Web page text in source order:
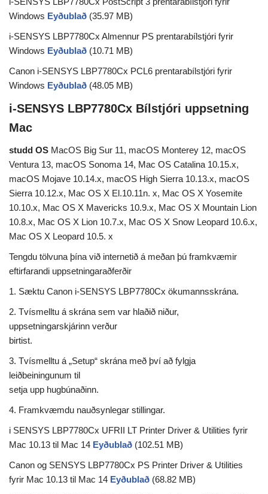
Windows Eyðublað (35.97 MB)
i-SENSYS LBP7780Cx Almennur PS prentarabílstjóri fyrir
Windows Eyðublað (10.71 MB)
Canon i-SENSYS LBP7780Cx PCL6 prentarabílstjóri fyrir
Windows Eyðublað (48.05 MB)
i-SENSYS LBP7780Cx Bílstjóri uppsetning
Mac
studd OS MacOS Big Sur 11, macOS Monterey 12, macOS
Ventura 13, macOS Sonoma 14, Mac OS Catalina 10.15.x,
macOS Mojave 10.14.x, macOS High Sierra 10.13.x, macOS
Sierra 10.12.x, Mac OS X El.10.11n. x, Mac OS X Yosemite
10.10.x, Mac OS X Mavericks 10.9.x, Mac OS X Mountain Lion
10.8.x, Mac OS X Lion 10.7.x, Mac OS X Snow Leopard 10.6.x,
Mac OS X Leopard 10.5. x
Tengdu tölvuna þína við internetið á meðan þú framkvæmir
eftirfarandi uppsetningaraðferðir
1. Sæktu Canon i-SENSYS LBP7780Cx ökumannsskrána.
2. Tvísmelltu á skrána sem var hlaðið niður,
uppsetningarskjárinn verður
birtist.
3. Tvísmelltu á „Setup“ skrána með því að fylgja
leiðbeiningunum til
setja upp hugbúnaðinn.
4. Framkvæmdu nauðsynlegar stillingar.
i SENSYS LBP7780Cx UFRII LT Printer Driver & Utilities fyrir
Mac 10.13 til Mac 14 Eyðublað (102.51 MB)
Canon og SENSYS LBP7780Cx PS Printer Driver & Utilities
fyrir Mac 10.13 til Mac 14 Eyðublað (68.82 MB)